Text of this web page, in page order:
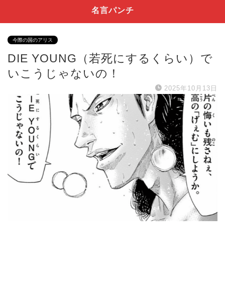
名言パンチ
今際の国のアリス
DIE YOUNG（若死にするくらい）で
いこうじゃないの！
2025年10月13日